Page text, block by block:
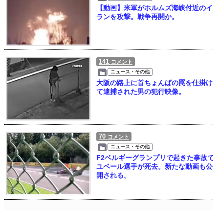
【動画】米軍がホルムズ海峡付近のイ
ランを攻撃。戦争再開か。
141 コメント
ニュース・その他
大阪の路上に首ちょんぱの罠を仕掛け
て逮捕された男の犯行映像。
70 コメント
ニュース・その他
F2ベルギーグランプリで起きた事故で
ユベール選手が死去。新たな動画も公
開される。